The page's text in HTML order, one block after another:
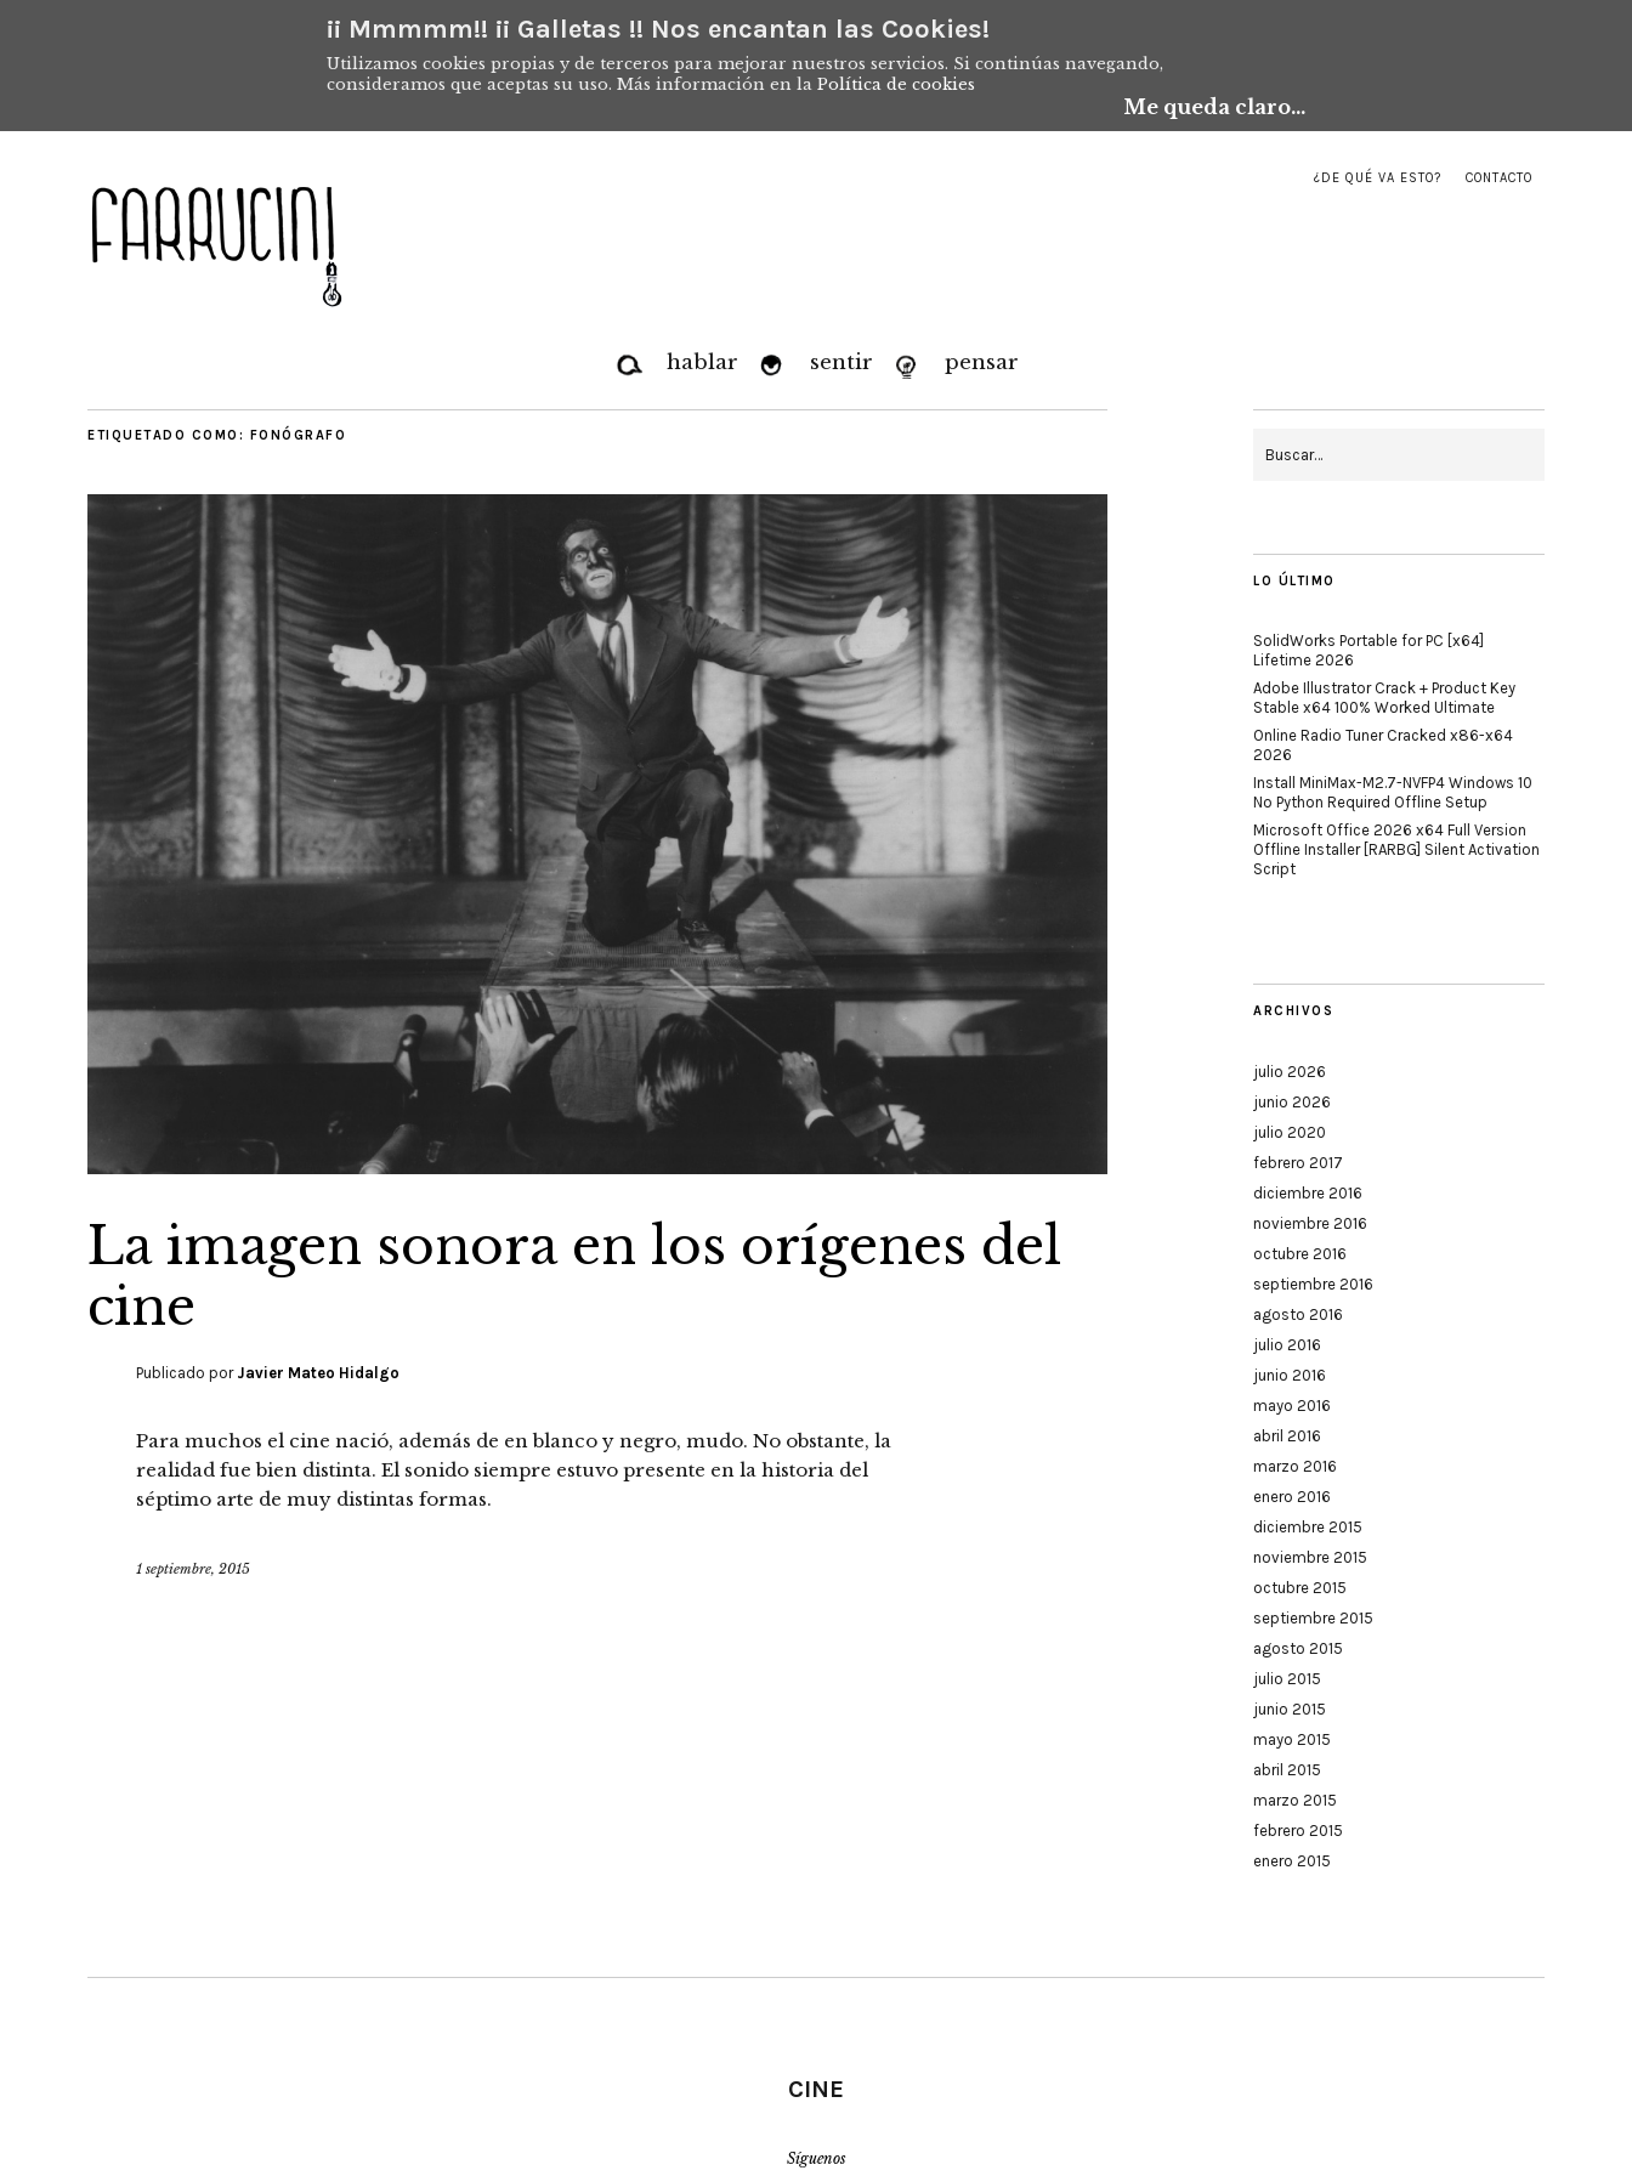
¡¡ Mmmmm!! ¡¡ Galletas !! Nos encantan las Cookies!
Utilizamos cookies propias y de terceros para mejorar nuestros servicios. Si continúas navegando,
consideramos que aceptas su uso. Más información en la Política de cookies
Me queda claro...
¿DE QUÉ VA ESTO? CONTACTO
hablar sentir pensar
ETIQUETADO COMO: FONÓGRAFO
La imagen sonora en los orígenes del
cine
Publicado por Javier Mateo Hidalgo
Para muchos el cine nació, además de en blanco y negro, mudo. No obstante, la
realidad fue bien distinta. El sonido siempre estuvo presente en la historia del
séptimo arte de muy distintas formas.
1 septiembre, 2015
LO ÚLTIMO
SolidWorks Portable for PC [x64]
Lifetime 2026
Adobe Illustrator Crack + Product Key
Stable x64 100% Worked Ultimate
Online Radio Tuner Cracked x86-x64
2026
Install MiniMax-M2.7-NVFP4 Windows 10
No Python Required Offline Setup
Microsoft Office 2026 x64 Full Version
Offline Installer [RARBG] Silent Activation
Script
ARCHIVOS
julio 2026
junio 2026
julio 2020
febrero 2017
diciembre 2016
noviembre 2016
octubre 2016
septiembre 2016
agosto 2016
julio 2016
junio 2016
mayo 2016
abril 2016
marzo 2016
enero 2016
diciembre 2015
noviembre 2015
octubre 2015
septiembre 2015
agosto 2015
julio 2015
junio 2015
mayo 2015
abril 2015
marzo 2015
febrero 2015
enero 2015
CINE
Síguenos